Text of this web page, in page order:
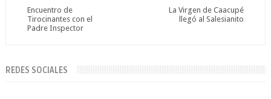
La Virgen de Caacupé
llegó al Salesianito
Encuentro de
Tirocinantes con el
Padre Inspector
REDES SOCIALES